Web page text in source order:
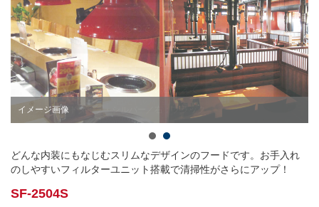
左：ストレートタイプ・シルバー／右：ブラック
イメージ画像
どんな内装にもなじむスリムなデザインのフードです。お手入れ
のしやすいフィルターユニット搭載で清掃性がさらにアップ！
SF-2504S